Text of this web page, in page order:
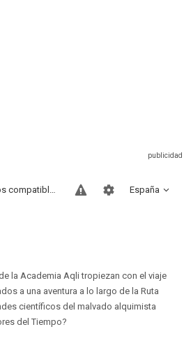
España
Sitios compatibles
la Academia Aqli tropiezan con el viaje
a una aventura a lo largo de la Ruta
científicos del malvado alquimista
del Tiempo?